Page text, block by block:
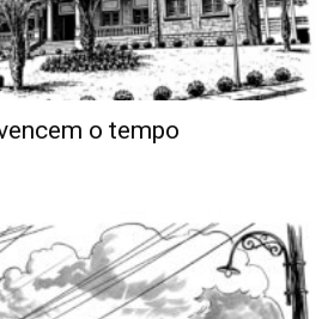
o tempo